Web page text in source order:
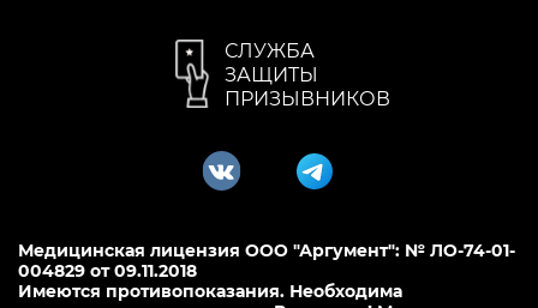
СЛУЖБА
ЗАЩИТЫ
ПРИЗЫВНИКОВ
Медицинская лицензия ООО "Аргумент": № ЛО-74-01-
004829 от 09.11.2018
Имеются противопоказания. Необходима